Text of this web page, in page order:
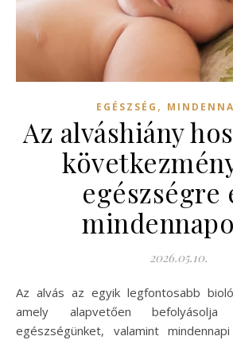
EGÉSZSÉG ,
Az alváshiány
egészségre
2026.05.10.
Az alvás az egyik legfontosabb biológiai szükségletünk,
amely alapvetően
egészségünket, valamint